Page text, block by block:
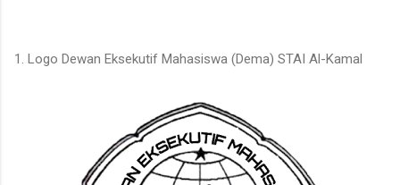
1. Logo Dewan Eksekutif Mahasiswa (Dema) STAI Al-Kamal